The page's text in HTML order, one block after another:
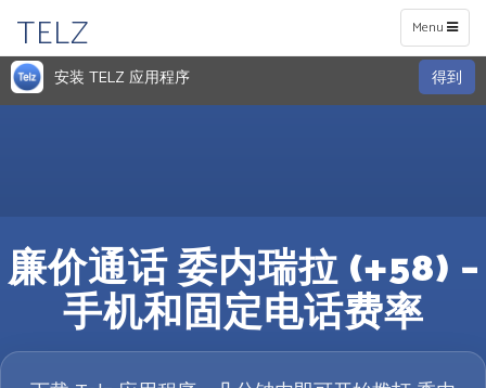
Toggle
navigation
Menu
TELZ
安装 TELZ 应用程序 得到
廉价通话 委内瑞拉 (+58) –
手机和固定电话费率